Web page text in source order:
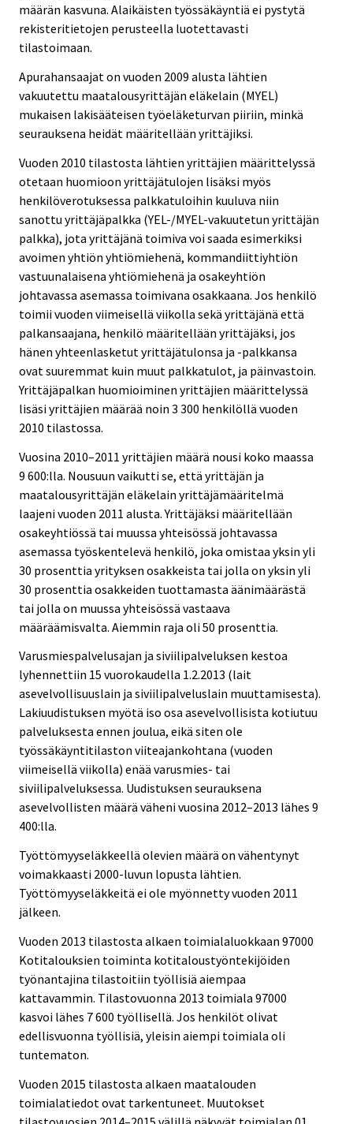
määrän kasvuna. Alaikäisten työssäkäyntiä ei pystytä
rekisteritietojen perusteella luotettavasti
tilastoimaan.
Apurahansaajat on vuoden 2009 alusta lähtien
vakuutettu maatalousyrittäjän eläkelain (MYEL)
mukaisen lakisääteisen työeläketurvan piiriin, minkä
seurauksena heidät määritellään yrittäjiksi.
Vuoden 2010 tilastosta lähtien yrittäjien määrittelyssä
otetaan huomioon yrittäjätulojen lisäksi myös
henkilöverotuksessa palkkatuloihin kuuluva niin
sanottu yrittäjäpalkka (YEL-/MYEL-vakuutetun yrittäjän
palkka), jota yrittäjänä toimiva voi saada esimerkiksi
avoimen yhtiön yhtiömiehenä, kommandiittiyhtiön
vastuunalaisena yhtiömiehenä ja osakeyhtiön
johtavassa asemassa toimivana osakkaana. Jos henkilö
toimii vuoden viimeisellä viikolla sekä yrittäjänä että
palkansaajana, henkilö määritellään yrittäjäksi, jos
hänen yhteenlasketut yrittäjätulonsa ja -palkkansa
ovat suuremmat kuin muut palkkatulot, ja päinvastoin.
Yrittäjäpalkan huomioiminen yrittäjien määrittelyssä
lisäsi yrittäjien määrää noin 3 300 henkilöllä vuoden
2010 tilastossa.
Vuosina 2010–2011 yrittäjien määrä nousi koko maassa
9 600:lla. Nousuun vaikutti se, että yrittäjän ja
maatalousyrittäjän eläkelain yrittäjämääritelmä
laajeni vuoden 2011 alusta. Yrittäjäksi määritellään
osakeyhtiössä tai muussa yhteisössä johtavassa
asemassa työskentelevä henkilö, joka omistaa yksin yli
30 prosenttia yrityksen osakkeista tai jolla on yksin yli
30 prosenttia osakkeiden tuottamasta äänimäärästä
tai jolla on muussa yhteisössä vastaava
määräämisvalta. Aiemmin raja oli 50 prosenttia.
Varusmiespalvelusajan ja siviilipalveluksen kestoa
lyhennettiin 15 vuorokaudella 1.2.2013 (lait
asevelvollisuuslain ja siviilipalveluslain muuttamisesta).
Lakiuudistuksen myötä iso osa asevelvollisista kotiutuu
palveluksesta ennen joulua, eikä siten ole
työssäkäyntitilaston viiteajankohtana (vuoden
viimeisellä viikolla) enää varusmies- tai
siviilipalveluksessa. Uudistuksen seurauksena
asevelvollisten määrä väheni vuosina 2012–2013 lähes 9
400:lla.
Työttömyyseläkkeellä olevien määrä on vähentynyt
voimakkaasti 2000-luvun lopusta lähtien.
Työttömyyseläkkeitä ei ole myönnetty vuoden 2011
jälkeen.
Vuoden 2013 tilastosta alkaen toimialaluokkaan 97000
Kotitalouksien toiminta kotitaloustyöntekijöiden
työnantajina tilastoitiin työllisiä aiempaa
kattavammin. Tilastovuonna 2013 toimiala 97000
kasvoi lähes 7 600 työllisellä. Jos henkilöt olivat
edellisvuonna työllisiä, yleisin aiempi toimiala oli
tuntematon.
Vuoden 2015 tilastosta alkaen maatalouden
toimialatiedot ovat tarkentuneet. Muutokset